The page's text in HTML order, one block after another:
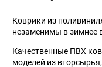
Volvo
Коврики из
незаменимы в зимнее
Качественные ПВХ
моделей из